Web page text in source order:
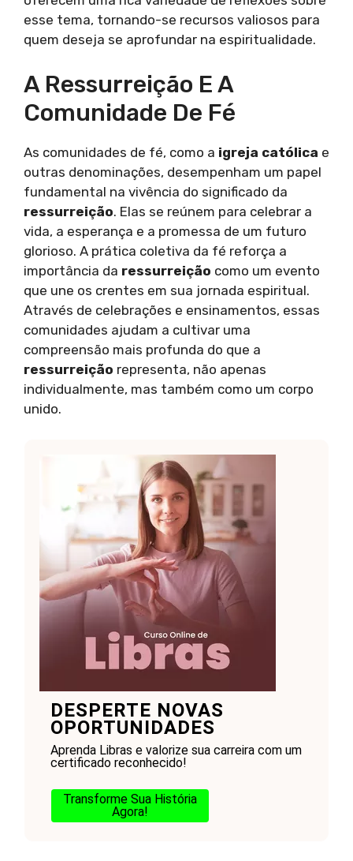
esse tema, tornando-se recursos valiosos para
quem deseja se aprofundar na espiritualidade.
A Ressurreição E A
Comunidade De Fé
As comunidades de fé, como a igreja católica e
outras denominações, desempenham um papel
fundamental na vivência do significado da
ressurreição. Elas se reúnem para celebrar a
vida, a esperança e a promessa de um futuro
glorioso. A prática coletiva da fé reforça a
importância da ressurreição como um evento
que une os crentes em sua jornada espiritual.
Através de celebrações e ensinamentos, essas
comunidades ajudam a cultivar uma
compreensão mais profunda do que a
ressurreição representa, não apenas
individualmente, mas também como um corpo
unido.
DESPERTE NOVAS
OPORTUNIDADES
Aprenda Libras e valorize sua carreira com um
certificado reconhecido!
Transforme Sua História
Agora!